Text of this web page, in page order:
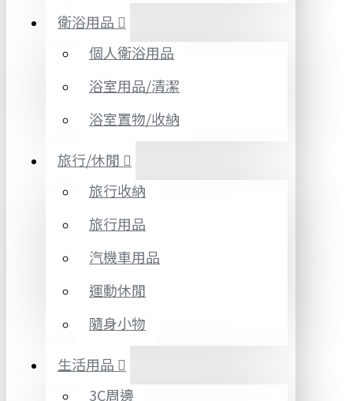
衛浴用品
個人衛浴用品
浴室用品/清潔
浴室置物/收納
旅行/休閒
旅行收納
旅行用品
汽機車用品
運動休閒
隨身小物
生活用品
3C周邊